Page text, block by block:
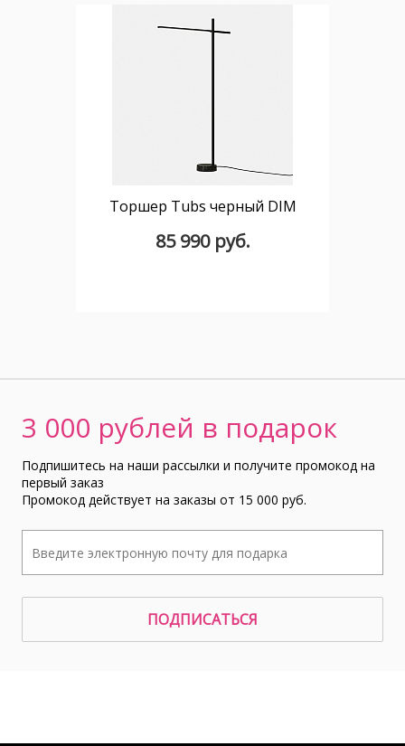
Торшер Tubs черный DIM
85 990 руб.
3 000 рублей в подарок
Подпишитесь на наши рассылки и получите промокод на
первый заказ
Промокод действует на заказы от 15 000 руб.
ПОДПИСАТЬСЯ